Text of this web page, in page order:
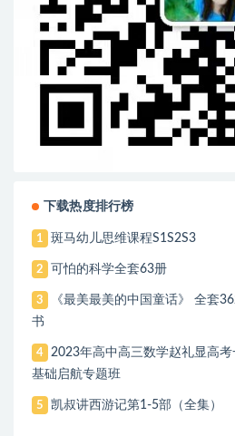
下载热度排行榜
1 斑马幼儿思维课程S1S2S3
2 可怕的科学全套63册
3
《最美最美的中国童话》 全套
书
4
2023年高中高三数学赵礼显高
基础启航专题班
5 凯叔讲西游记第1-5部（全集）